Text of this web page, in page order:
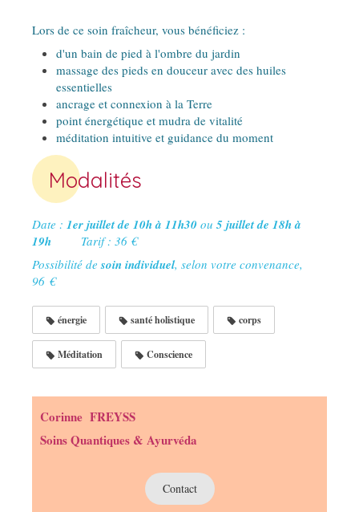
Lors de ce soin fraîcheur, vous bénéficiez :
d'un bain de pied à l'ombre du jardin
massage des pieds en douceur avec des huiles
essentielles
ancrage et connexion à la Terre
point énergétique et mudra de vitalité
méditation intuitive et guidance du moment
Modalités
Date : 1er juillet de 10h à 11h30 ou 5 juillet de 18h à
19h
Tarif : 36 €
Possibilité de soin individuel, selon votre convenance,
96 €
énergie santé holistique corps
Méditation Conscience
Corinne FREYSS
Soins Quantiques & Ayurvéda
Contact